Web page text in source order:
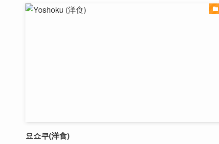
요쇼쿠(洋食)